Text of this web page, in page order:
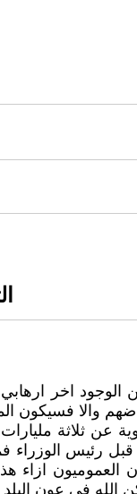
اخر
والا
عن ثلاثة
رئيس الوزراء
العموميون
الله في عون البلد